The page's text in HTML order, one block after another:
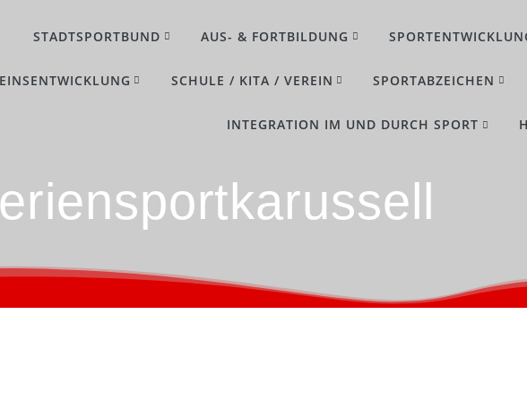
STADTSPORTBUND AUS- & FORTBILDUNG
SCHULE / KITA / VEREIN SPORTABZEICHEN
INTEGRATION IM UND DURCH SPORT